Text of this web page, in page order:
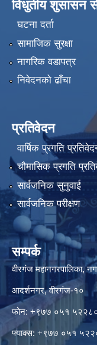
विधुतीय शुसासन
घटना दर्ता
सामाजिक सुरक्षा
नागरिक वडापत्र
निवेदनको ढाँचा
प्रतिवेदन
वार्षिक प्रगति
चौमासिक प्रगति
सार्वजनिक सुनुवाई
सार्वजनिक परीक्षण
सम्पर्क
वीरगंज महानगरपालिका,
आदर्शनगर, वीरगंज-१०
फोन: +९७७ ०५१
फ्याक्स: +९७७ ०५१